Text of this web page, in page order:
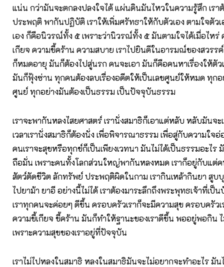
แน่น กว่ามันจะตกลงปลงใจได้ แผ่นดินมันไหวในความรู้สึก เรา
ประพฤติ พากันปฏิบัติ เราให้เพิ่มศรัทธาให้กับตัวเอง ตามใจตัว
เอง ก็คือนิวรณ์ทั้ง ๕ เพราะว่านิวรณ์ทั้ง ๕ มันตามใจได้เมื่อไหร่
เกียจ ความขี้คร้าน ความสบาย เราไปยินดีในอารมณ์ของสวรร
ก็หมดอายุ มันก็ต้องไปสู่นรก คนจะเอา มันก็คือคนหาเรื่องให้ตัว
มันก็ฟุ้งซ่าน ทุกคนต้องลบเรื่องอดีตให้เป็นเลขศูนย์ให้หมด ทุกอ
ศูนย์ ทุกอย่างมันต้องเป็นธรรม เป็นปัจจุบันธรรม
เราจะพากันหลงไสยศาสตร์ เรานั่งสมาธิก็เอาแต่หลับ หลับมันจะ
เวลาเรานั่งสมาธิก็ต้องนั่ง เพื่อพิจารณาธรรม เพื่อสู่กับความใจ
คนเราจะสุขหรือทุกข์ก็เป็นเพียงเวทนา มันไม่ได้เป็นธรรมอะไร
ถือมั่น เพราะคนทั้งโลกส่วนใหญ่พากันหลงหมด เราก็อยู่กับแต่ค
สัตว์ตัดชีวิต ลักทรัพย์ ประพฤติผิดในกาม เรากินเหล้ากินยา สูบ
ไปยาม้า ยาอี อย่างนี้ไม่ได้ เราต้องมาระลึกถึงพระพุทธเจ้าที่เ
เราทุกคนจะค่อยๆ ดีขึ้น ครอบครัวเราก็จะมีความสุข ครอบครัว
ความขี้เกียจ ขี้คร้าน มันก็ทำให้ฐานะของเราดีขึ้น พออยู่พอกิน
เพราะความสุขของเราอยู่ที่ปัจจุบัน
เราไม่ไปหลงในสมาธิ หลงในสมาธิมันจะไม่อยากจะทำอะไร มั